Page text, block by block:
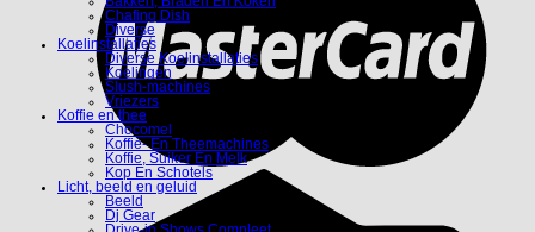
Chafing Dish
Diverse
Koelinstallaties
Diverse Koelinstallaties
Koelingen
Slush-machines
Vriezers
Koffie en thee
Chocomel
Koffie- En Theemachines
Koffie, Suiker En Melk
Kop En Schotels
Licht, beeld en geluid
Beeld
Dj Gear